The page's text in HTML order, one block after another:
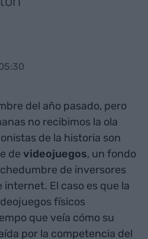
del año pasado, pero
no recibimos la ola
de la historia son
de videojuegos, un fondo
de inversores
El caso es que la
físicos
que veía cómo su
por la competencia del